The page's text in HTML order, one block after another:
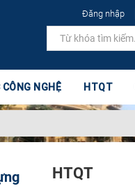
Đăng nhập
NGHỆ HTQT
HTQT